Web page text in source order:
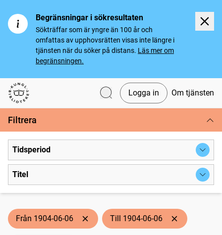
Begränsningar i sökresultaten
Sökträffar som är yngre än 100 år och
omfattas av upphovsrätten visas inte längre i
tjänsten när du söker på distans. Läs mer om
begränsningen.
Svenska tidningar
Logga in Om tjänsten
Filtrera
Tidsperiod
Titel
Från 1904-06-06 Till 1904-06-06